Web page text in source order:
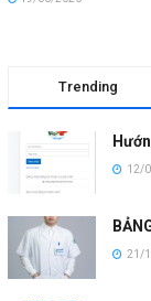
Trending
12/
21/